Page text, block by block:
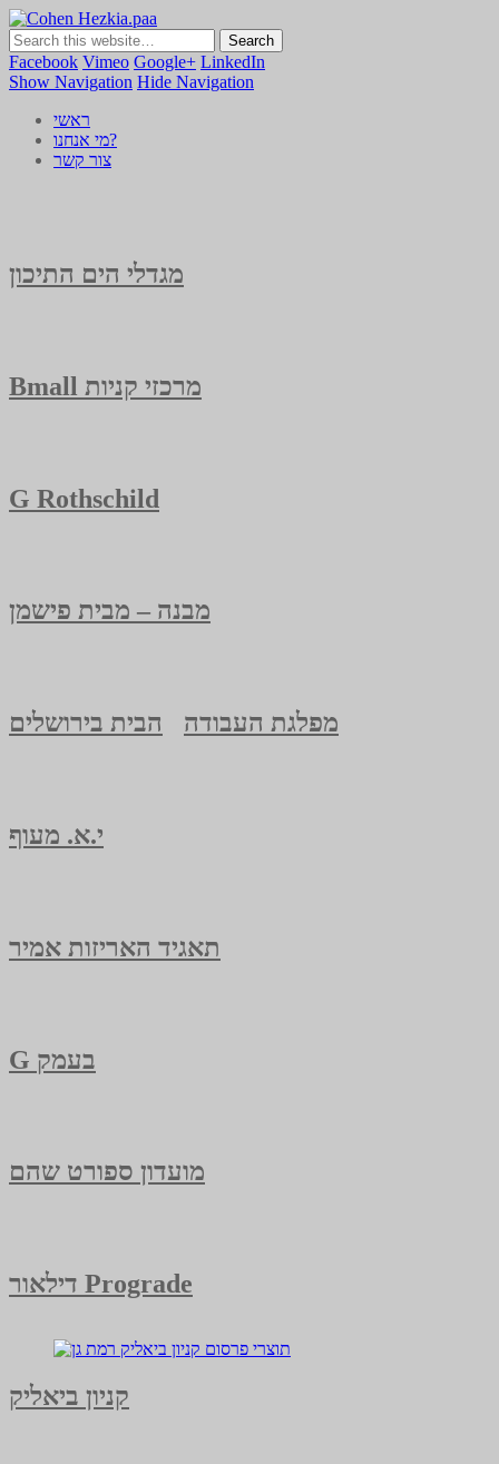
כהן חזקיה | מיתוג | תדמית | משרד פרסום
Facebook Vimeo Google+ LinkedIn
Show Navigation Hide Navigation
ראשי
מי אנחנו?
צור קשר
מגדלי הים התיכון
Bmall מרכזי קניות
G Rothschild
מבנה – מבית פישמן
הבית בירושלים מפלגת העבודה
י.א. מעוף
תאגיד האריזות אמיר
G בעמק
מועדון ספורט שהם
דילאור Prograde
קניון ביאליק